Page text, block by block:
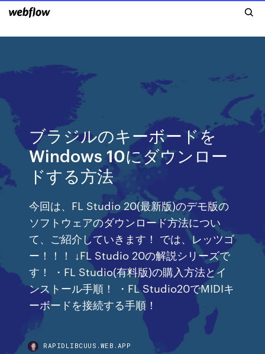
ブラジルのキーボードを
Windows 10にダウンロー
ドする方法
今回は、FL Studio 20(最新版)のデモ版の
ソフトウェアのダウンロード方法につい
て、ご紹介していきます！ では、レッツゴ
ー！！！ ↓FL Studio 20の解説シリーズで
す！ ・FL Studio(有料版)の購入方法とイ
ンストール手順！ ・FL Studio20でMIDIキ
ーボードを接続する手順！
RAPIDLIBCUUS.WEB.APP